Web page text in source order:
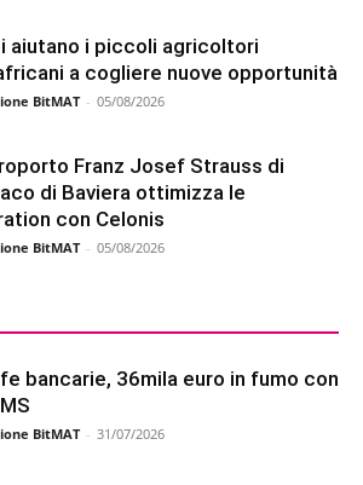
aiutano i piccoli agricoltori
a cogliere nuove opportunità
BitMAT - 05/08/2026
Franz Josef Strauss di
di Baviera ottimizza le
con Celonis
BitMAT - 05/08/2026
bancarie, 36mila euro in fumo con
BitMAT - 31/07/2026